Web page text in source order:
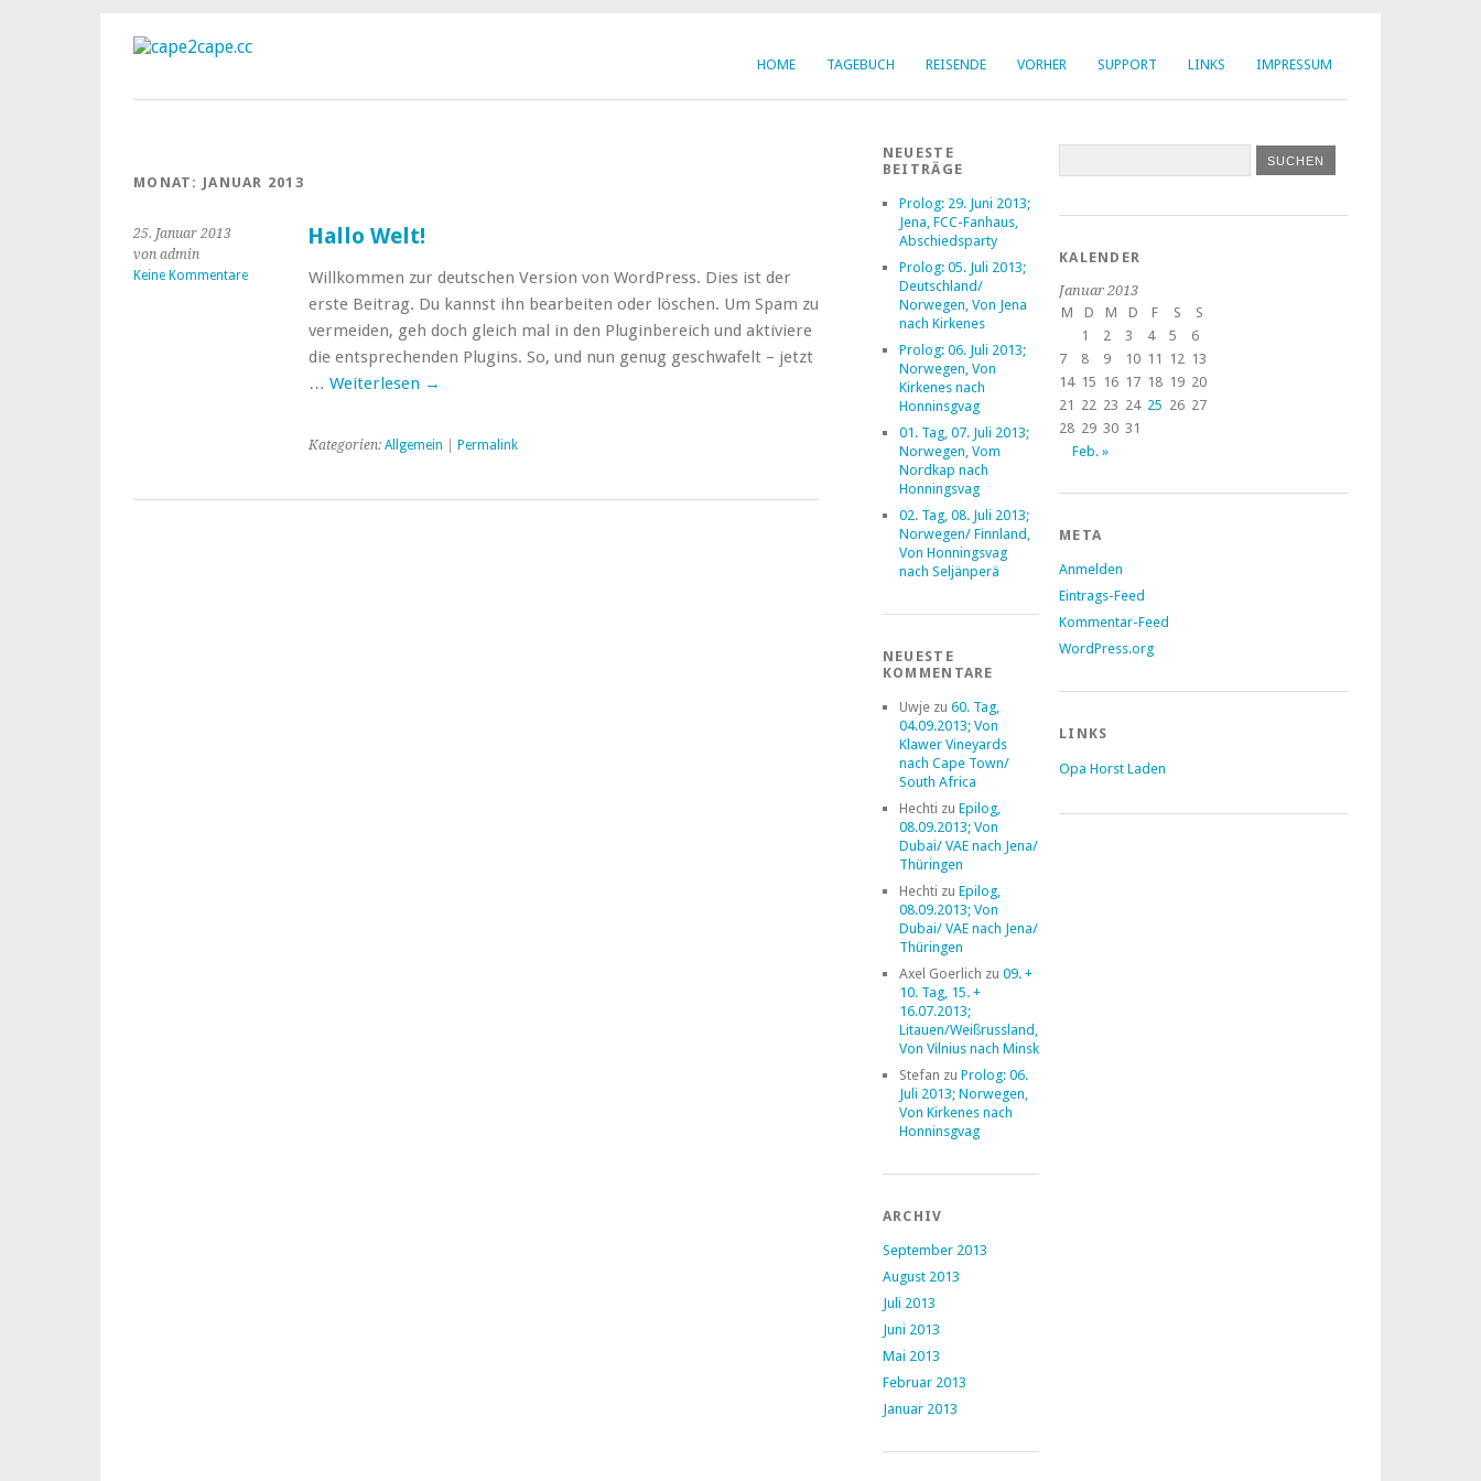
HOME TAGEBUCH REISENDE VORHER SUPPORT LINKS IMPRESSUM
MONAT: JANUAR 2013
25. Januar 2013
von admin
Keine Kommentare
Hallo Welt!
Willkommen zur deutschen Version von WordPress. Dies ist der
erste Beitrag. Du kannst ihn bearbeiten oder löschen. Um Spam zu
vermeiden, geh doch gleich mal in den Pluginbereich und aktiviere
die entsprechenden Plugins. So, und nun genug geschwafelt – jetzt
… Weiterlesen →
Kategorien: Allgemein Permalink
NEUESTE
BEITRÄGE
Prolog: 29. Juni 2013;
Jena, FCC-Fanhaus,
Abschiedsparty
Prolog: 05. Juli 2013;
Deutschland/
Norwegen, Von Jena
nach Kirkenes
Prolog: 06. Juli 2013;
Norwegen, Von
Kirkenes nach
Honninsgvag
01. Tag, 07. Juli 2013;
Norwegen, Vom
Nordkap nach
Honningsvag
02. Tag, 08. Juli 2013;
Norwegen/ Finnland,
Von Honningsvag
nach Seljänperä
NEUESTE
KOMMENTARE
Uwjezu 60. Tag,
04.09.2013; Von
Klawer Vineyards
nach Cape Town/
South Africa
Hechti zu Epilog,
08.09.2013; Von
Dubai/ VAE nach Jena/
Thüringen
Hechti zu Epilog,
08.09.2013; Von
Dubai/ VAE nach Jena/
Thüringen
Axel Goerlich zu 09. +
10. Tag, 15. +
16.07.2013;
Litauen/Weißrussland,
Von Vilnius nach Minsk
Stefan zu Prolog: 06.
Juli 2013; Norwegen,
Von Kirkenes nach
Honninsgvag
ARCHIV
September 2013
August 2013
Juli 2013
Juni 2013
Mai 2013
Februar 2013
Januar 2013
KALENDER
Januar 2013
M
D M D F S
S
1
2 3 4 5
6
7
8 9 10 11 12 13
14 15 16 17 18 19 20
21 22 23 24 25 26 27
28 29 30 31
Feb. »
META
Anmelden
Eintrags-Feed
Kommentar-Feed
WordPress.org
LINKS
Opa Horst Laden